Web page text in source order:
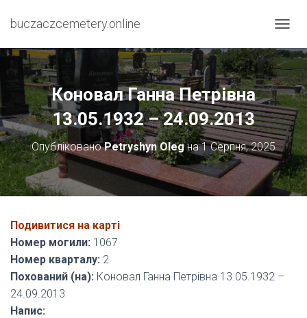
buczaczcemetery.online
Е
Р
М
Н
У
Т
И
Н
А
В
Коновал Ганна Петрівна
13.05.1932 – 24.09.2013
ОпублікованоPetryshyn Olegна1 Серпня, 2025
Подивитися на карті
Номер могили: 1067
Номер кварталу: 2
Похований (на): Коновал Ганна Петрівна 13.05.1932 –
24.09.2013
Напис: